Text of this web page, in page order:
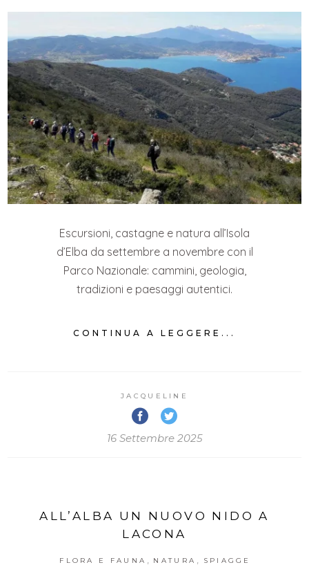
Escursioni, castagne e natura all’Isola
d’Elba da settembre a novembre con il
Parco Nazionale: cammini, geologia,
tradizioni e paesaggi autentici.
CONTINUA A LEGGERE...
JACQUELINE
16 Settembre 2025
ALL’ALBA UN NUOVO NIDO A
LACONA
FLORA E FAUNA NATURA SPIAGGE